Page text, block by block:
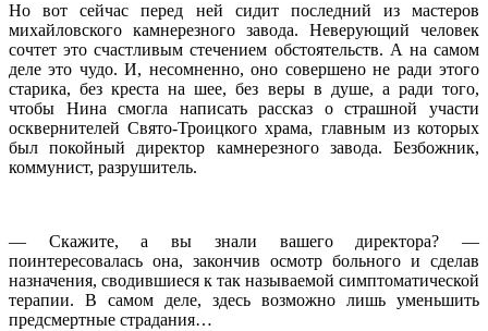
Но вот сейчас перед ней сидит последний из мастеров
михайловского камнерезного завода. Неверующий человек
сочтет это счастливым стечением обстоятельств. А на самом
деле это чудо. И, несомненно, оно совершено не ради этого
старика, без креста на шее, без веры в душе, а ради того,
чтобы Нина смогла написать рассказ о страшной участи
осквернителей Свято-Троицкого храма, главным из которых
был покойный директор камнерезного завода. Безбожник,
коммунист, разрушитель.
— Скажите, а вы знали вашего директора? —
поинтересовалась она, закончив осмотр больного и сделав
назначения, сводившиеся к так называемой симптоматической
терапии. В самом деле, здесь возможно лишь уменьшить
предсмертные страдания…